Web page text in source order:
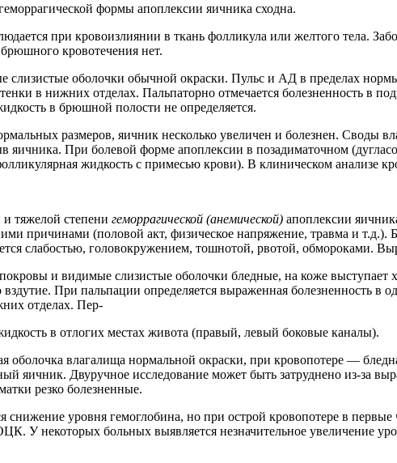
формы апоплексии яичника сходна.
при кровоизлиянии в ткань фолликула или желтого тела.
кровотечения нет.
оболочки обычной окраски. Пульс и АД в пределах
в нижних отделах. Пальпаторно отмечается болезненность в
в брюшной полости не определяется.
размеров, яичник несколько увеличен и болезнен. Своды
яичника. При болевой форме апоплексии в позадиматочном
жидкость с примесью крови). В клиническом анализе
и тяжелой степени геморрагической (анемической) апоплексии
причинами (половой акт, физическое напряжение, травма и
слабостью, головокружением, тошнотой, рвотой, обмороками.
и видимые слизистые оболочки бледные, на коже
При пальпации определяется выраженная болезненность
отделах. Пер-
в отлогих местах живота (правый, левый боковые каналы).
оболочка влагалища нормальной окраски, при кровопотере —
яичник. Двуручное исследование может быть затруднено из-за
резко болезненные.
снижение уровня гемоглобина, но при острой кровопотере в
У некоторых больных выявляется незначительное увеличение